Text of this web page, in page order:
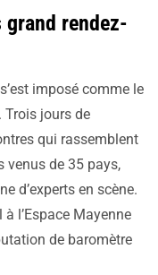
rendez-
imposé comme le
Trois jours de
qui rassemblent
venus de 35 pays,
d’experts en scène.
l’Espace Mayenne
de baromètre